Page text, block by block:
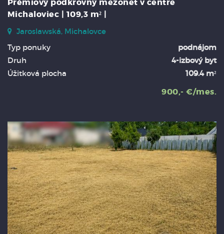
Prémiový podkrovný mezonet v centre
Michaloviec | 109,3 m² |
Jaroslawská, Michalovce
Typ ponuky
podnájom
Druh
4-izbový byt
Úžitková plocha
109.4 m²
900,- €/mes.